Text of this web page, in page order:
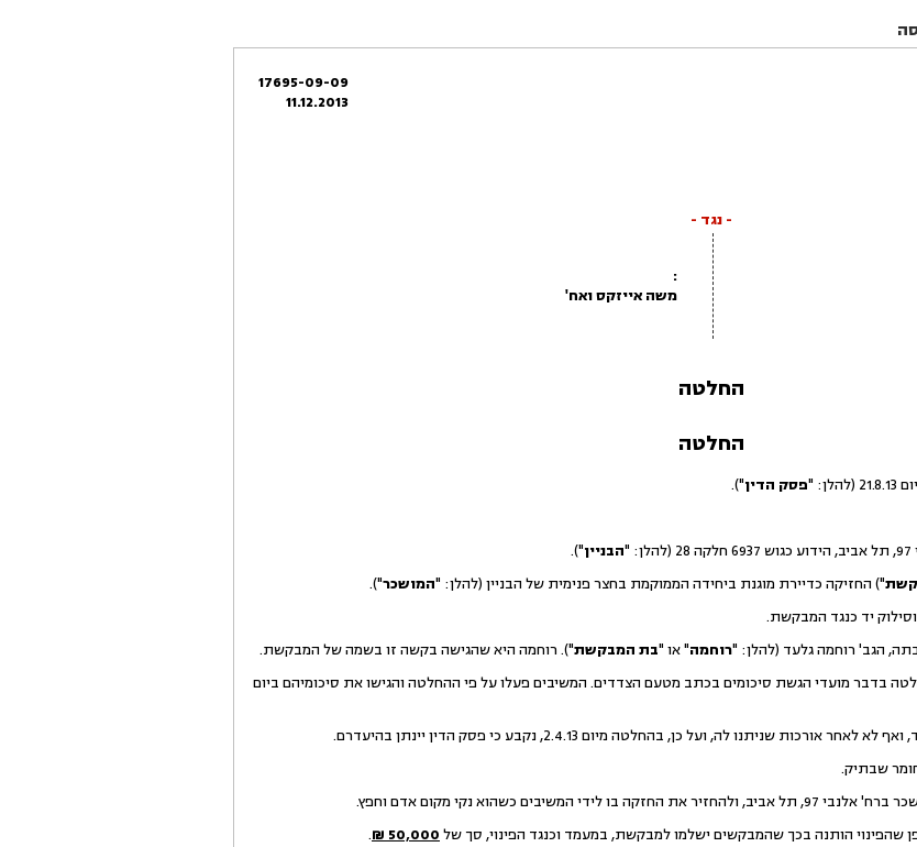
17695-09-09
11.12.2013
- נגד -
:
משה אייזקס ואח'
החלטה
החלטה
" פסק הדין").
הבניין").
") החזיקה כדיירת מוגנת ביחידה הממוקמת בחצר פנימית של הבניין (להלן: "המושכר").
הגב' רוחמה גלעד (להלן: "רוחמה" או "בת המבקשת"). רוחמה היא שהגישה בקשה זו בשמה של המבקשת.
בדבר מועדי הגשת סיכומים בכתב מטעם הצדדים. המשיבים פעלו על פי ההחלטה והגישו את סיכומיהם ביום
שניתנו לה, ועל כן, בהחלטה מיום 2.4.13, נקבע כי פסק הדין יינתן בהיעדרם.
כשהוא נקי מקום אדם וחפץ.
הותנה בכך שהמבקשים ישלמו למבקשת, במעמד וכנגד הפינוי, סך של 50,000 ₪
.